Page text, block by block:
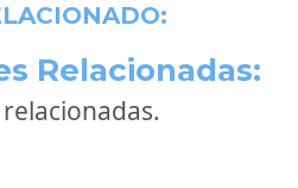
Relacionadas: